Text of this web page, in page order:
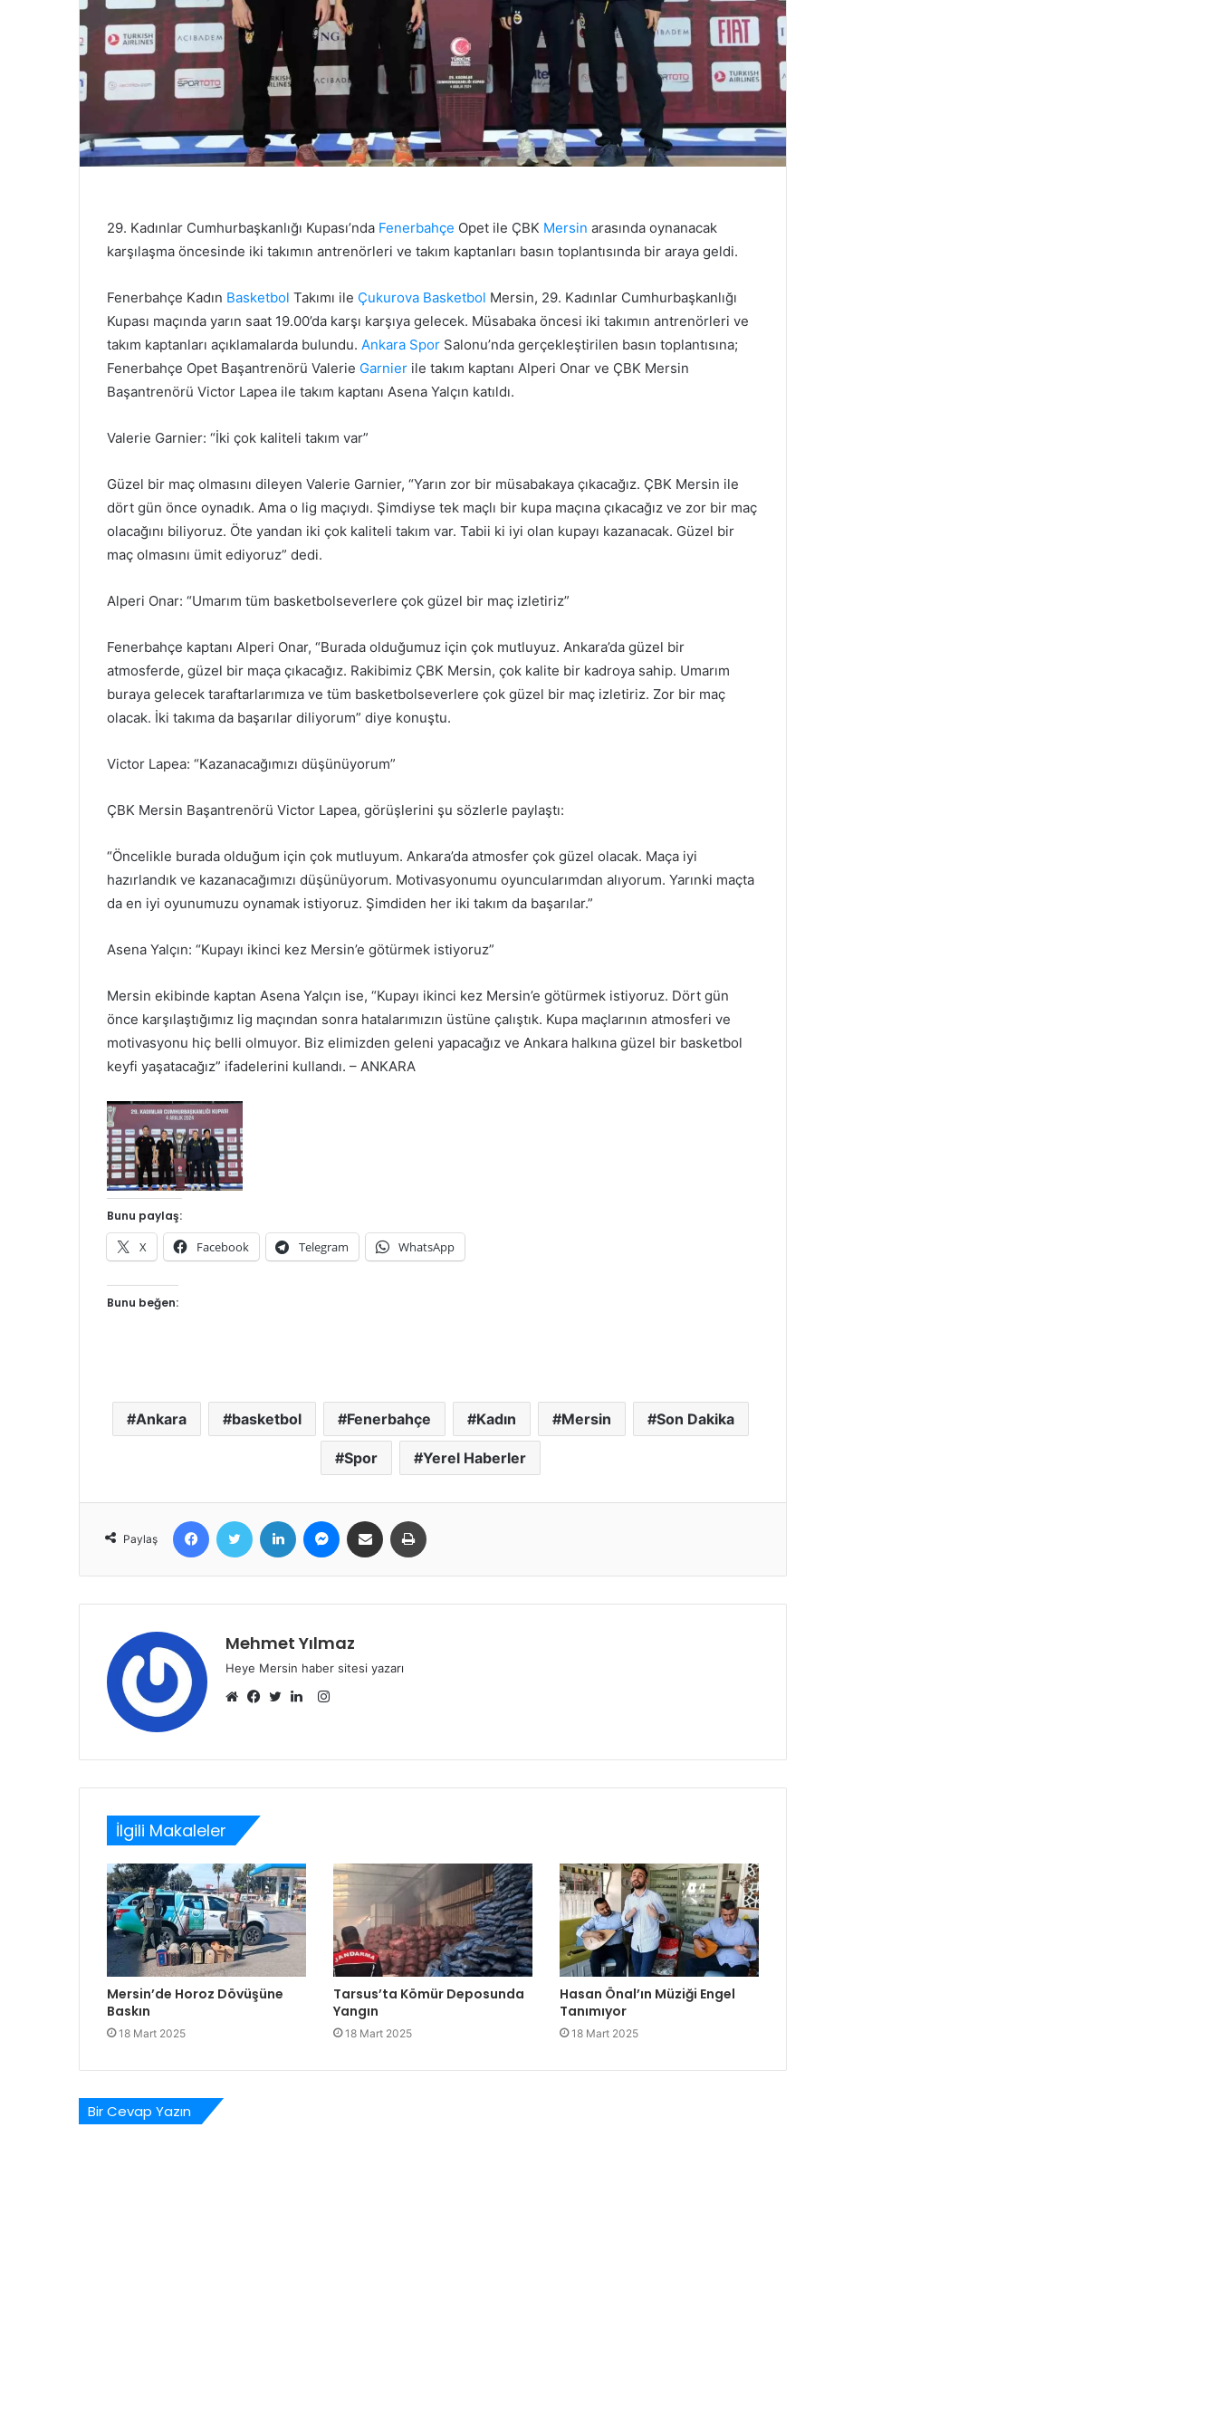
29. Kadınlar Cumhurbaşkanlığı Kupası’nda Fenerbahçe Opet ile ÇBK Mersin arasında oynanacak
karşılaşma öncesinde iki takımın antrenörleri ve takım kaptanları basın toplantısında bir araya geldi.
Fenerbahçe Kadın Basketbol Takımı ile Çukurova Basketbol Mersin, 29. Kadınlar Cumhurbaşkanlığı
Kupası maçında yarın saat 19.00’da karşı karşıya gelecek. Müsabaka öncesi iki takımın antrenörleri ve
takım kaptanları açıklamalarda bulundu. Ankara Spor Salonu’nda gerçekleştirilen basın toplantısına;
Fenerbahçe Opet Başantrenörü Valerie Garnier ile takım kaptanı Alperi Onar ve ÇBK Mersin
Başantrenörü Victor Lapea ile takım kaptanı Asena Yalçın katıldı.
Valerie Garnier: “İki çok kaliteli takım var”
Güzel bir maç olmasını dileyen Valerie Garnier, “Yarın zor bir müsabakaya çıkacağız. ÇBK Mersin ile
dört gün önce oynadık. Ama o lig maçıydı. Şimdiyse tek maçlı bir kupa maçına çıkacağız ve zor bir maç
olacağını biliyoruz. Öte yandan iki çok kaliteli takım var. Tabii ki iyi olan kupayı kazanacak. Güzel bir
maç olmasını ümit ediyoruz” dedi.
Alperi Onar: “Umarım tüm basketbolseverlere çok güzel bir maç izletiriz”
Fenerbahçe kaptanı Alperi Onar, “Burada olduğumuz için çok mutluyuz. Ankara’da güzel bir
atmosferde, güzel bir maça çıkacağız. Rakibimiz ÇBK Mersin, çok kalite bir kadroya sahip. Umarım
buraya gelecek taraftarlarımıza ve tüm basketbolseverlere çok güzel bir maç izletiriz. Zor bir maç
olacak. İki takıma da başarılar diliyorum” diye konuştu.
Victor Lapea: “Kazanacağımızı düşünüyorum”
ÇBK Mersin Başantrenörü Victor Lapea, görüşlerini şu sözlerle paylaştı:
“Öncelikle burada olduğum için çok mutluyum. Ankara’da atmosfer çok güzel olacak. Maça iyi
hazırlandık ve kazanacağımızı düşünüyorum. Motivasyonumu oyuncularımdan alıyorum. Yarınki maçta
da en iyi oyunumuzu oynamak istiyoruz. Şimdiden her iki takım da başarılar.”
Asena Yalçın: “Kupayı ikinci kez Mersin’e götürmek istiyoruz”
Mersin ekibinde kaptan Asena Yalçın ise, “Kupayı ikinci kez Mersin’e götürmek istiyoruz. Dört gün
önce karşılaştığımız lig maçından sonra hatalarımızın üstüne çalıştık. Kupa maçlarının atmosferi ve
motivasyonu hiç belli olmuyor. Biz elimizden geleni yapacağız ve Ankara halkına güzel bir basketbol
keyfi yaşatacağız” ifadelerini kullandı. – ANKARA
Bunu paylaş:
X Facebook Telegram WhatsApp
Bunu beğen:
Ankara basketbol Fenerbahçe Kadın Mersin Son Dakika
Spor Yerel Haberler
Paylaş
FacebookTwitter LinkedIn MessengerE-Posta ile paylaş
Mehmet Yılmaz
Heye Mersin haber sitesi yazarı
Instagram
İlgili Makaleler
Mersin’de Horoz Dövüşüne
Baskın
18 Mart 2025
Tarsus’ta Kömür Deposunda
Yangın
18 Mart 2025
Hasan Önal’ın Müziği Engel
Tanımıyor
18 Mart 2025
Bir Cevap Yazın